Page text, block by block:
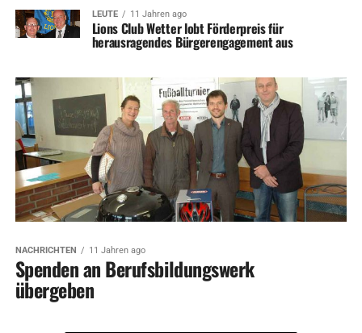
LEUTE 11 Jahren ago
Lions Club Wetter lobt Förderpreis für
herausragendes Bürgerengagement aus
NACHRICHTEN 11 Jahren ago
Spenden an Berufsbildungswerk
übergeben